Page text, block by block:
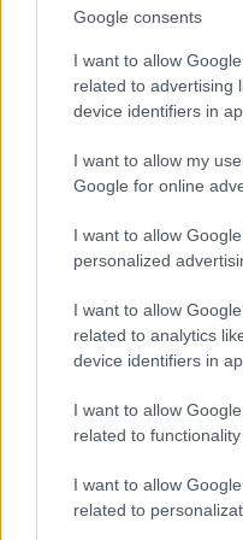
Google consents
I want to allow
related to advertising
device identifiers in
I want to allow my
Google for online
I want to allow
personalized
I want to allow
related to analytics
device identifiers in
I want to allow
related to
I want to allow
related to
ειδήσεις τώρα
Αίγυπτος
απάτη
Μεξικό